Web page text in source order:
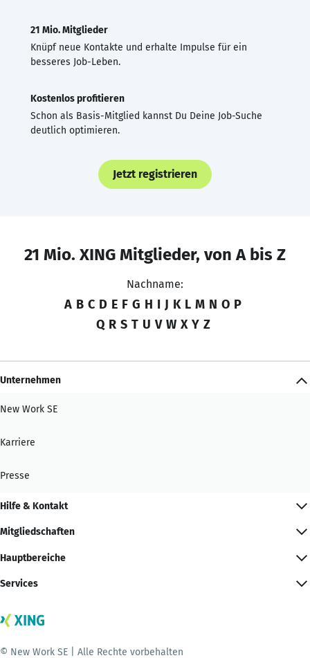
21 Mio. Mitglieder
Knüpf neue Kontakte und erhalte Impulse für ein
besseres Job-Leben.
Kostenlos profitieren
Schon als Basis-Mitglied kannst Du Deine Job-Suche
deutlich optimieren.
Jetzt registrieren
21 Mio. XING Mitglieder, von A bis Z
Nachname:
A B C D E F G H I J K L M N O P
Q R S T U V W X Y Z
Unternehmen
New Work SE
Karriere
Presse
Hilfe & Kontakt
Mitgliedschaften
Hauptbereiche
Services
© New Work SE | Alle Rechte vorbehalten